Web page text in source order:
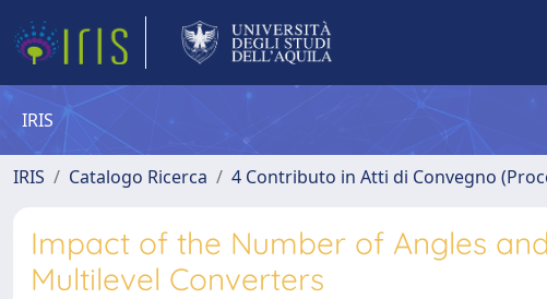
IRIS
IRIS Catalogo Ricerca 4 Contributo in Atti di Convegno
Impact of the Number of Angles
Multilevel Converters